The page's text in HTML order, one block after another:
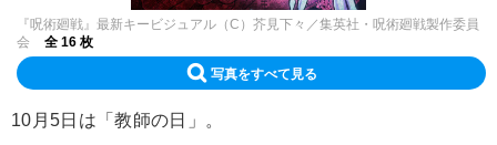
『呪術廻戦』最新キービジュアル（C）芥見下々／集英社・呪術廻戦製作委員
会
全 16 枚
写真をすべて見る
10月5日は「教師の日」。